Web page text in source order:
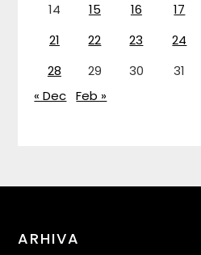
14
15 16 17
21
22 23 24
28
29 30
31
« Dec Feb »
ARHIVA